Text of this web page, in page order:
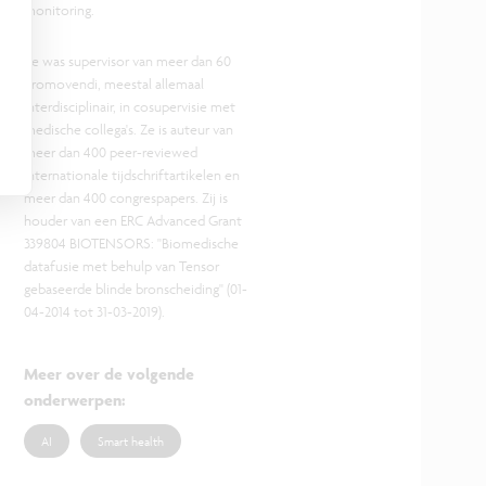
monitoring.
Ze was supervisor van meer dan 60
promovendi, meestal allemaal
interdisciplinair, in cosupervisie met
medische collega's. Ze is auteur van
meer dan 400 peer-reviewed
internationale tijdschriftartikelen en
meer dan 400 congrespapers. Zij is
houder van een ERC Advanced Grant
339804 BIOTENSORS: "Biomedische
datafusie met behulp van Tensor
gebaseerde blinde bronscheiding" (01-
04-2014 tot 31-03-2019).
Meer over de volgende
onderwerpen:
AI Smart health